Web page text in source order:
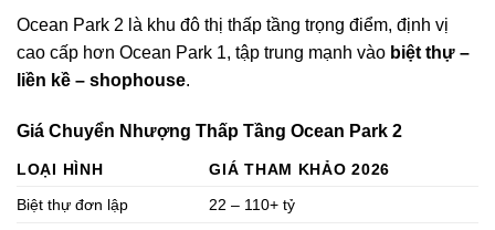
Ocean Park 2 là khu đô thị thấp tầng trọng điểm, định vị
cao cấp hơn Ocean Park 1, tập trung mạnh vào biệt thự –
liền kề – shophouse.
Giá Chuyển Nhượng Thấp Tầng Ocean Park 2
LOẠI HÌNH
GIÁ THAM KHẢO 2026
Biệt thự đơn lập
22 – 110+ tỷ